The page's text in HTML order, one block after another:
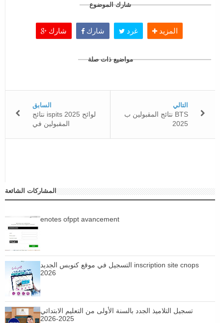
شارك الموضوع
شارك شارك غرد المزيد
مواضيع ذات صلة
التالي
نتائج المقبولين ب BTS
2025
السابق
نتائج ispits 2025 لوائح
المقبولين في
المشاركات الشائعة
enotes ofppt avancement
التسجيل في موقع كنوبس الجديد inscription site cnops
2026
تسجيل التلاميذ الجدد بالسنة الأولى من التعليم الابتدائي
2025-2026